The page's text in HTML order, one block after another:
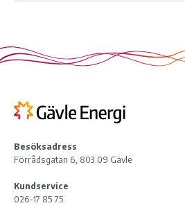
Besöksadress
Förrådsgatan 6, 803 09 Gävle
Kundservice
026-17 85 75